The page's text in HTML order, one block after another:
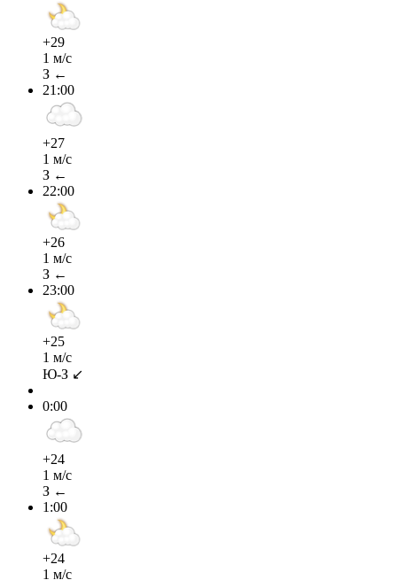
+29
1 м/с
З ←
21:00
+27
1 м/с
З ←
22:00
+26
1 м/с
З ←
23:00
+25
1 м/с
Ю-З ↙
0:00
+24
1 м/с
З ←
1:00
+24
1 м/с